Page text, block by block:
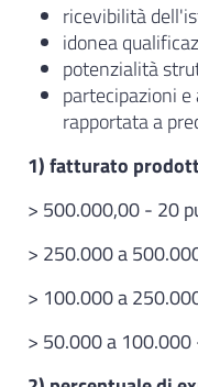
ricevibilità
idonea
potenzialità
partecipazioni
rapportata a
1) fatturato
> 500.000,00 - 20
> 250.000 a
> 100.000 a
> 50.000 a